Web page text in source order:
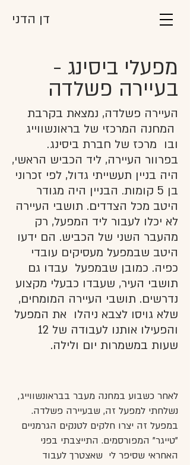
דן הדני
מפעלי ביסינג -
בעיירה פשלדה
העיירה פשלדה, נמצאת בקרבת
המחנה המרכזי של בראונשווייג
ובו מרכז של חברת ביסינג.
בפרוור העיירה, ליד הכביש הראשי,
היה בניין תעשייתי גדול, לפי זכרוני
בן 5 קומות. הבניין היה מגודר
היטב מכל הצדדים. תושבי העיירה
לא יכלו לעבור ליד המפעל, רק
מהעבר השני של הכביש. הם ידעו
היטב שבמפעל מעסיקים עובדי
כפיה. כמובן שבמפעל עבדו גם
תושבי העיר, שעבדו כבעלי מקצוע
נדרשים. תושבי העיירה המומחים,
שלא גויסו לצבא ניהלו את המפעל
והפעילו אותנו לעבודה של 12
שעות במשמרות יום ולילה.
לאחר כשבוע במחנה מעבר בבראונשווייג,
נשלחתי למפעל זה, שבעיירה פשלדה.
במפעל זה יצרו חלקים לטנקים הגרמניים
"טייגר" המפורסמים. התייצבתי בפני
האחראי שסיפר לי שאצטרך לעבוד